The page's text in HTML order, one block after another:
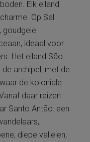
Elk eiland
Op Sal
goudgele
ideaal voor
Het eiland São
archipel, met de
de koloniale
daar reizen
Santo Antão: een
diepe valleien,